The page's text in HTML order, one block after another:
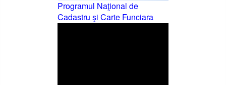
Programul Naţional de
Cadastru şi Carte Funciara